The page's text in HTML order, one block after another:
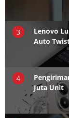
3
Lenovo
Auto
4
Juta Unit